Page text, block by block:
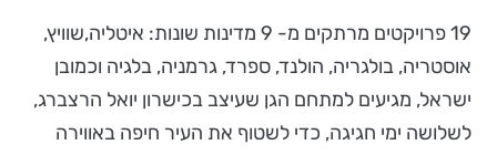
19 פרויקטים מרתקים מ- 9 מדינות שונות: איטליה,שוויץ,
אוסטריה, בולגריה, הולנד, ספרד, גרמניה, בלגיה וכמובן
ישראל, מגיעים למתחם הגן שעיצב בכישרון יואל הרצברג,
לשלושה ימי חגיגה, כדי לשטוף את העיר חיפה באווירה